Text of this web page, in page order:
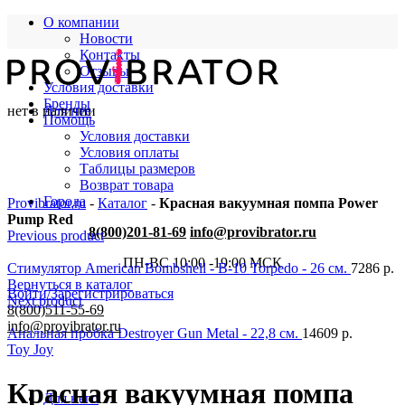
О компании
Новости
Контакты
Отзывы
Условия доставки
Бренды
Помощь
Условия доставки
Условия оплаты
Таблицы размеров
Возврат товара
Города
8(800)201-81-69 info@provibrator.ru
ПН-ВС 10:00 -19:00 МСК
Войти/Зарегистрироваться
8(800)511-55-69
info@provibrator.ru
Для нее
Для него
нет в наличии
Provibrator.ru - Каталог - Красная вакуумная помпа Power
Pump Red
Previous product
Стимулятор American Bombshell - B-10 Torpedo - 26 см. 7286 р.
Вернуться в каталог
Next product
Анальная пробка Destroyer Gun Metal - 22,8 см. 14609 р.
Toy Joy
Красная вакуумная помпа